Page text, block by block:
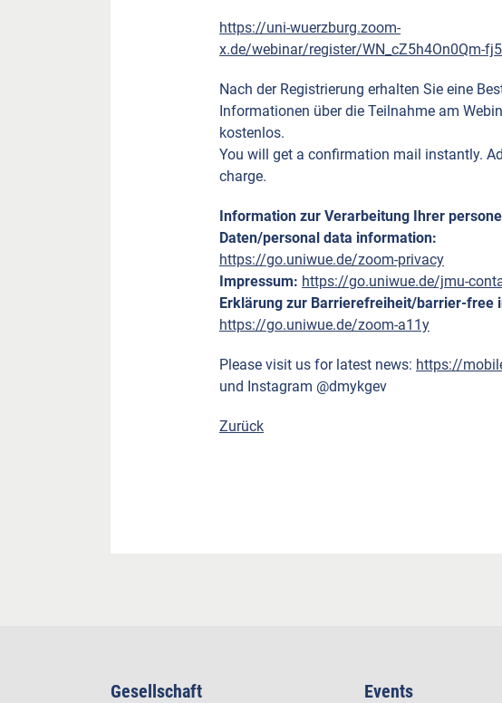
https://uni-wuerzburg.zoom-
x.de/webinar/register/WN_cZ5h4On0Qm-
Nach der Registrierung erhalten Sie eine
Informationen über die Teilnahme am
kostenlos.
You will get a confirmation mail instantly.
charge.
Information zur Verarbeitung Ihrer
Daten/personal data information:
https://go.uniwue.de/zoom-privacy
Impressum: https://go.uniwue.de/jmu-
Erklärung zur Barrierefreiheit/barrier-free
https://go.uniwue.de/zoom-a11y
Please visit us for latest news: https://
und Instagram @dmykgev
Zurück
Gesellschaft Events